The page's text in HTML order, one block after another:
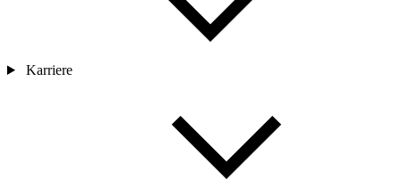
Karriere